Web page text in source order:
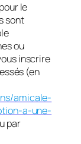
le
sont
ou
inscrire
(en
amicale-
a-une-
par